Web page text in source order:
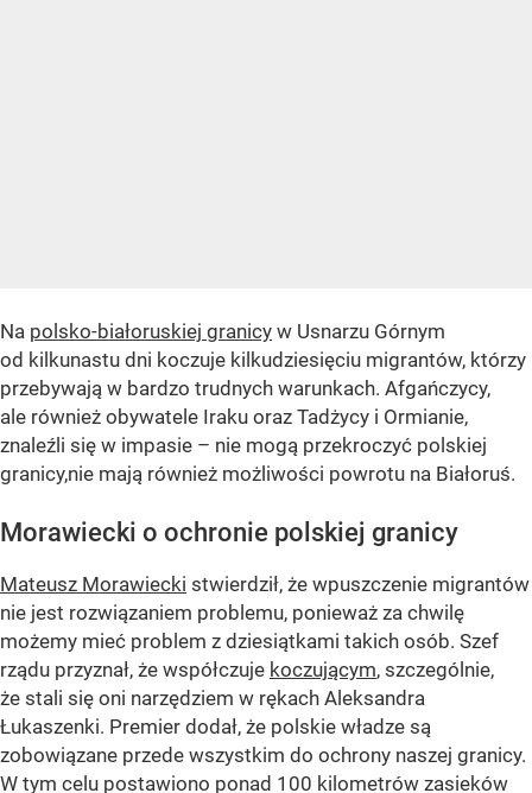
Na polsko-białoruskiej granicy w Usnarzu Górnym
od kilkunastu dni koczuje kilkudziesięciu migrantów, którzy
przebywają w bardzo trudnych warunkach. Afgańczycy,
ale również obywatele Iraku oraz Tadżycy i Ormianie,
znaleźli się w impasie – nie mogą przekroczyć polskiej
granicy,nie mają również możliwości powrotu na Białoruś.
Morawiecki o ochronie polskiej granicy
Mateusz Morawiecki stwierdził, że wpuszczenie migrantów
nie jest rozwiązaniem problemu, ponieważ za chwilę
możemy mieć problem z dziesiątkami takich osób. Szef
rządu przyznał, że współczuje koczującym, szczególnie,
że stali się oni narzędziem w rękach Aleksandra
Łukaszenki. Premier dodał, że polskie władze są
zobowiązane przede wszystkim do ochrony naszej granicy.
W tym celu postawiono ponad 100 kilometrów zasieków